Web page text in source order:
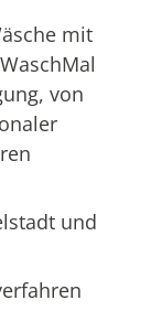
mit
von
und